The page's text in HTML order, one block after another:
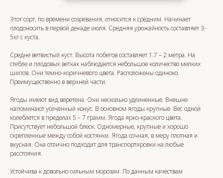
Этот сорт, по времени созревания, относится к средним. Начинает
плодоносить в первой декаде июля. Средняя урожайность составляет 3-
5кг с куста.
Средне ветвистый куст. Высота побегов составляет 1.7 – 2 метра. На
стебле и плодовых ветках наблюдается небольшое количество мелких
шипов. Они темно-коричневого цвета. Расположены одиноко.
Преимущественно в верхней части.
Ягоды имеют вид веретена. Они несколько удлиненные. Внешне
напоминают усеченный конус. В основном ягоды крупные. Вес одной
колеблется в пределах 5 – 7 грамм. Ягода ярко-красного цвета.
Присутствует небольшой блеск. Одномерные, крупные и хорошо
скрепленные между собой костянки. Ягода сочная, в меру плотная и
вкусная. Она отлично подходит для транспортировки на любые
расстояния.
Устойчива к довольно сильным морозам. По данным качествам